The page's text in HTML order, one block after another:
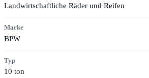
Landwirtschaftliche Räder und Reifen
Marke
BPW
Typ
10 ton